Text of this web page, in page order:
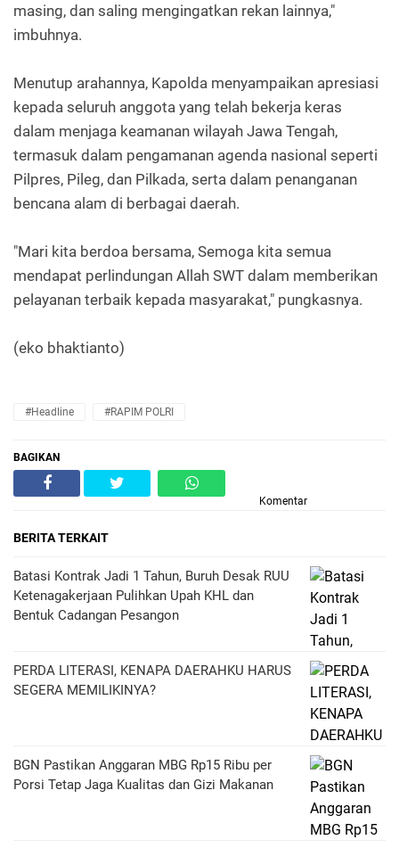
masing, dan saling mengingatkan rekan lainnya,"
imbuhnya.
Menutup arahannya, Kapolda menyampaikan apresiasi
kepada seluruh anggota yang telah bekerja keras
dalam menjaga keamanan wilayah Jawa Tengah,
termasuk dalam pengamanan agenda nasional seperti
Pilpres, Pileg, dan Pilkada, serta dalam penanganan
bencana alam di berbagai daerah.
"Mari kita berdoa bersama, Semoga kita semua
mendapat perlindungan Allah SWT dalam memberikan
pelayanan terbaik kepada masyarakat," pungkasnya.
(eko bhaktianto)
#Headline #RAPIM POLRI
BAGIKAN
Komentar
BERITA TERKAIT
Batasi Kontrak Jadi 1 Tahun, Buruh Desak RUU
Ketenagakerjaan Pulihkan Upah KHL dan
Bentuk Cadangan Pesangon
PERDA LITERASI, KENAPA DAERAHKU HARUS
SEGERA MEMILIKINYA?
BGN Pastikan Anggaran MBG Rp15 Ribu per
Porsi Tetap Jaga Kualitas dan Gizi Makanan